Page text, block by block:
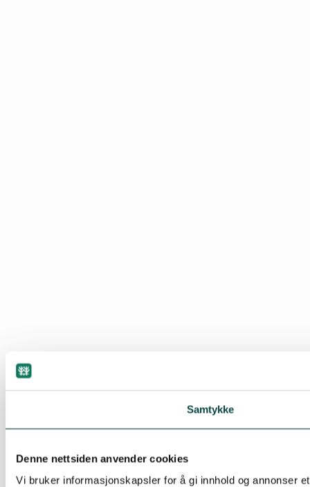
Samtykke
Denne nettsiden anvender cookies
Vi bruker informasjonskapsler for å gi innhold og annonser